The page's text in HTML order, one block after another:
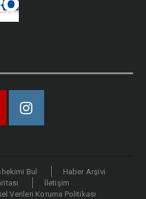
Instagram
Bul
Haber Arşivi
İletişim
Verileri Koruma Politikası